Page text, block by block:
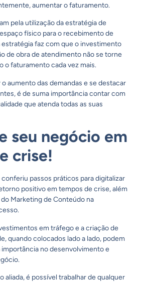
aumentar o faturamento.
pela utilização da estratégia de
físico para o recebimento de
faz com que o investimento
de obra de atendimento não se torne
o faturamento cada vez mais.
aumento das demandas e se destacar
é de suma importância contar com
que atenda todas as suas
seu negócio em
crise!
passos práticos para digitalizar
positivo em tempos de crise, além
Marketing de Conteúdo na
em tráfego e a criação de
quando colocados lado a lado, podem
no desenvolvimento e
aliada, é possível trabalhar de qualquer